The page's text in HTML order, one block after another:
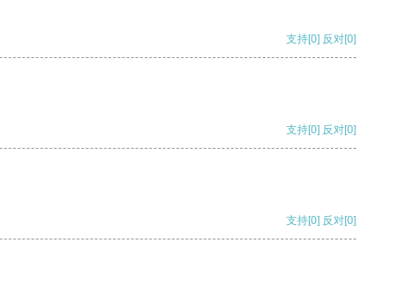
支持[0] 反对[0]
支持[0] 反对[0]
支持[0] 反对[0]